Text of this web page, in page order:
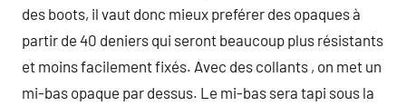
des boots, il vaut donc mieux preférer des opaques à
partir de 40 deniers qui seront beaucoup plus résistants
et moins facilement fixés. Avec des collants , on met un
mi-bas opaque par dessus. Le mi-bas sera tapi sous la